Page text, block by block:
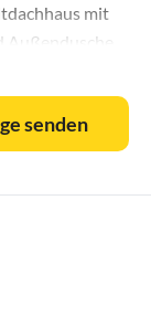
mit
PU - Bezug
Sauna im
senden